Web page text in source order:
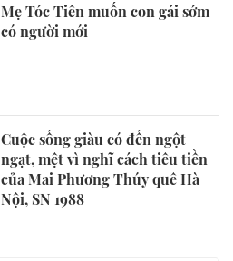
Mẹ Tóc Tiên muốn con gái sớm
có người mới
Cuộc sống giàu có đến ngột
ngạt, mệt vì nghĩ cách tiêu tiền
của Mai Phương Thúy quê Hà
Nội, SN 1988